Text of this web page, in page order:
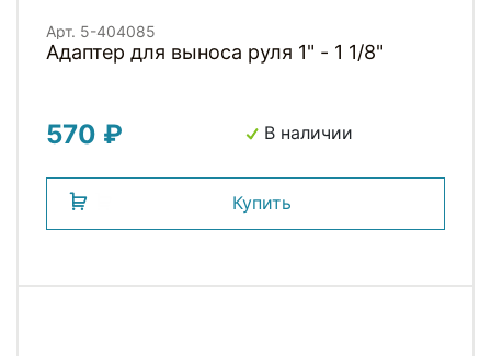
Арт. 5-404085
Адаптер для выноса руля 1" - 1 1/8"
570 ₽ В наличии
Купить